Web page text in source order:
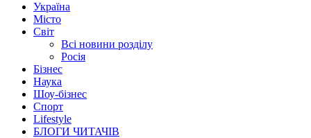
Україна
Місто
Світ
Всі новини розділу
Росія
Бізнес
Наука
Шоу-бізнес
Спорт
Lifestyle
БЛОГИ ЧИТАЧІВ